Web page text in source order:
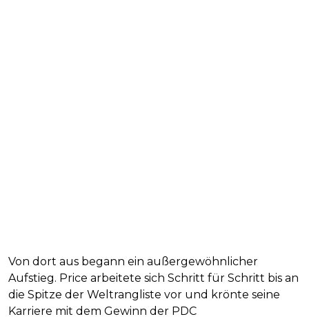
Von dort aus begann ein außergewöhnlicher
Aufstieg. Price arbeitete sich Schritt für Schritt bis an
die Spitze der Weltrangliste vor und krönte seine
Karriere mit dem Gewinn der PDC